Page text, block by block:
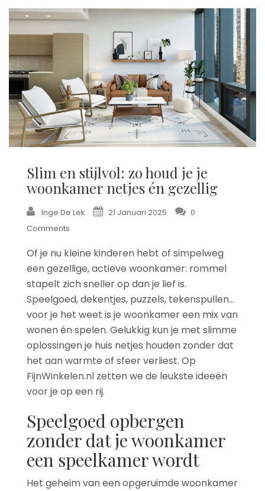
Slim en stijlvol: zo houd je je
woonkamer netjes én gezellig
Inge De Lek 21 Januari 2025
0
Comments
Of je nu kleine kinderen hebt of simpelweg
een gezellige, actieve woonkamer: rommel
stapelt zich sneller op dan je lief is.
Speelgoed, dekentjes, puzzels, tekenspullen…
voor je het weet is je woonkamer een mix van
wonen én spelen. Gelukkig kun je met slimme
oplossingen je huis netjes houden zonder dat
het aan warmte of sfeer verliest. Op
FijnWinkelen.nl zetten we de leukste ideeën
voor je op een rij.
Speelgoed opbergen
zonder dat je woonkamer
een speelkamer wordt
Het geheim van een opgeruimde woonkamer